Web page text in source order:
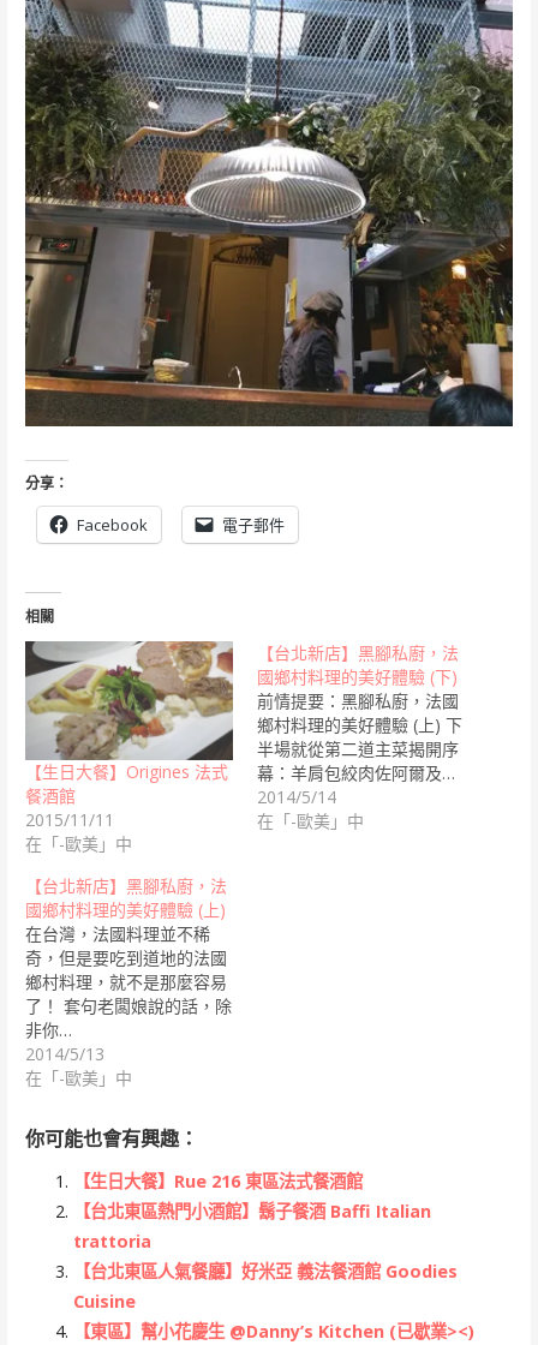
分享：
Facebook 電子郵件
相關
【生日大餐】Origines 法式
餐酒館
2015/11/11
在「-歐美」中
【台北新店】黑腳私廚，法
國鄉村料理的美好體驗 (下)
前情提要：黑腳私廚，法國
鄉村料理的美好體驗 (上) 下
半場就從第二道主菜揭開序
幕：羊肩包絞肉佐阿爾及…
2014/5/14
在「-歐美」中
【台北新店】黑腳私廚，法
國鄉村料理的美好體驗 (上)
在台灣，法國料理並不稀
奇，但是要吃到道地的法國
鄉村料理，就不是那麼容易
了！ 套句老闆娘說的話，除
非你…
2014/5/13
在「-歐美」中
你可能也會有興趣：
【生日大餐】Rue 216 東區法式餐酒館
【台北東區熱門小酒館】鬍子餐酒 Baffi Italian
trattoria
【台北東區人氣餐廳】好米亞 義法餐酒館 Goodies
Cuisine
【東區】幫小花慶生 @Danny’s Kitchen (已歇業><)